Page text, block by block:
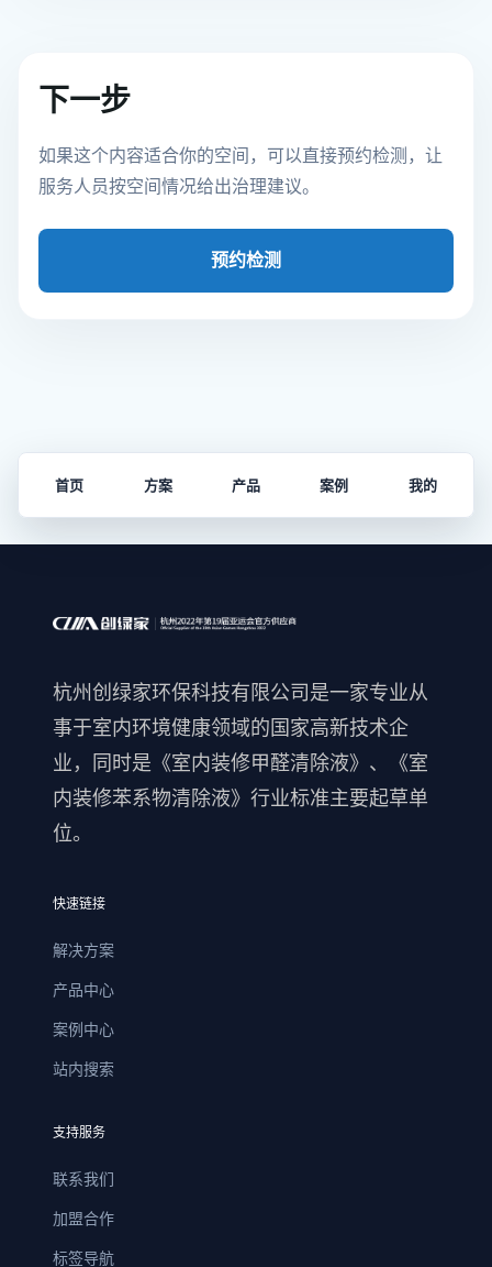
下一步
如果这个内容适合你的空间，可以直接预约检测，让
服务人员按空间情况给出治理建议。
预约检测
首页 方案 产品 案例 我的
杭州创绿家环保科技有限公司是一家专业从
事于室内环境健康领域的国家高新技术企
业，同时是《室内装修甲醛清除液》、《室
内装修苯系物清除液》行业标准主要起草单
位。
快速链接
解决方案
产品中心
案例中心
站内搜索
支持服务
联系我们
加盟合作
标签导航